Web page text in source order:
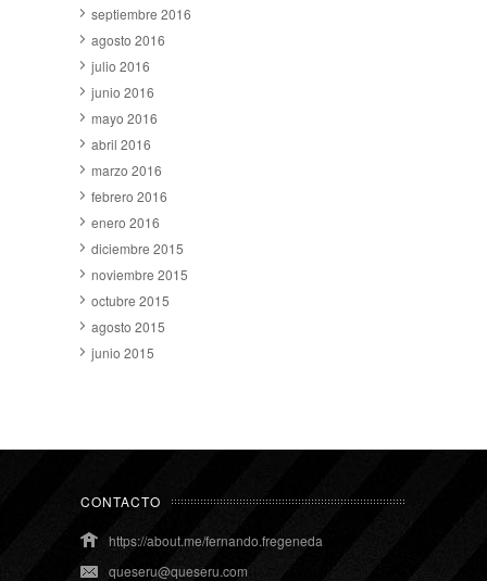
septiembre 2016
agosto 2016
julio 2016
junio 2016
mayo 2016
abril 2016
marzo 2016
febrero 2016
enero 2016
diciembre 2015
noviembre 2015
octubre 2015
agosto 2015
junio 2015
CONTACTO
https://about.me/fernando.fregeneda
queseru@queseru.com